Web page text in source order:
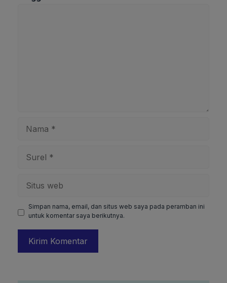
web
Simpan nama, email, dan situs web saya pada peramban ini
untuk komentar saya berikutnya.